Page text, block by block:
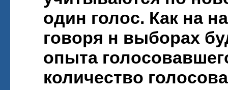
один голос. Как на
говоря н выборах
опыта
количество